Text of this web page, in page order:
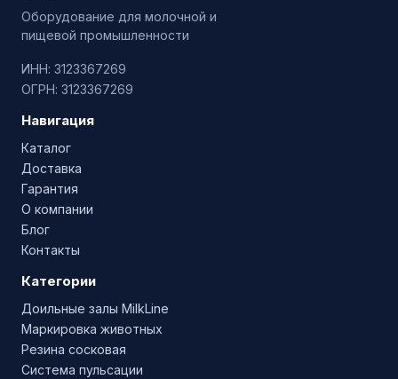
Оборудование для молочной и
пищевой промышленности
ИНН: 3123367269
ОГРН: 3123367269
Навигация
Каталог
Доставка
Гарантия
О компании
Блог
Контакты
Категории
Доильные залы MilkLine
Маркировка животных
Резина сосковая
Система пульсации